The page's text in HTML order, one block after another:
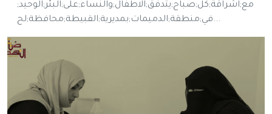
مع;اشراقة;كل;صباح;يتدفق;الاطفال;والنساء;على;البئر;الوحيد;
في;منطقة;الدميمات;بمديرية;القبيطة;محافظة;لح...